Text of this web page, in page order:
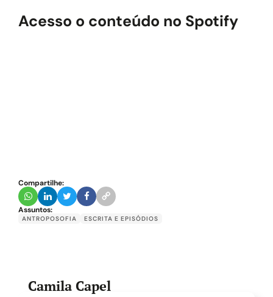
Acesso o conteúdo no Spotify
Compartilhe:
Assuntos:
ANTROPOSOFIA ESCRITA E EPISÓDIOS
Camila Capel